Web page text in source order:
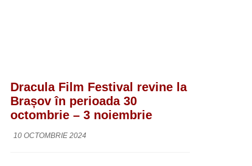
Dracula Film Festival revine la
Brașov în perioada 30
octombrie – 3 noiembrie
10 OCTOMBRIE 2024